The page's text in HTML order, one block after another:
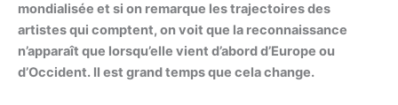
mondialisée et si on remarque les trajectoires des
artistes qui comptent, on voit que la reconnaissance
n’apparaît que lorsqu’elle vient d’abord d’Europe ou
d’Occident. Il est grand temps que cela change.